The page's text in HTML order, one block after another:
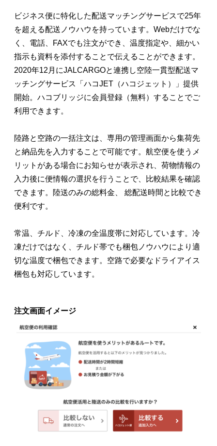
ビジネス便に特化した配送マッチングサービスで25年
を超える配送ノウハウを持っています。Webだけでな
く、電話、FAXでも注文ができ、温度指定や、細かい
指示も資料を添付することで伝えることができます。
2020年12月にJALCARGOと連携し空陸一貫型配送マ
ッチングサービス「ハコJET（ハコジェット）」提供
開始。ハコブリッジに会員登録（無料）することでご
利用できます。
陸路と空路の一括注文は、専用の管理画面から集荷先
と納品先を入力することで可能です。航空便を使うメ
リットがある場合にお知らせが表示され、荷物情報の
入力後に便情報の選択を行うことで、比較結果を確認
できます。陸送のみの総料金、 総配送時間と比較でき
便利です。
常温、チルド、冷凍の全温度帯に対応しています。冷
凍だけではなく、チルド帯でも梱包ノウハウにより適
切な温度で梱包できます。空路で必要なドライアイス
梱包も対応しています。
注文画面イメージ